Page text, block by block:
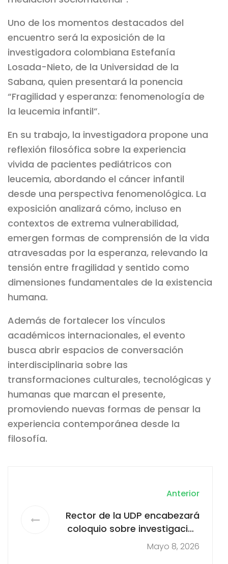
Uno de los momentos destacados del
encuentro será la exposición de la
investigadora colombiana Estefanía
Losada-Nieto, de la Universidad de la
Sabana, quien presentará la ponencia
“Fragilidad y esperanza: fenomenología de
la leucemia infantil”.
En su trabajo, la investigadora propone una
reflexión filosófica sobre la experiencia
vivida de pacientes pediátricos con
leucemia, abordando el cáncer infantil
desde una perspectiva fenomenológica. La
exposición analizará cómo, incluso en
contextos de extrema vulnerabilidad,
emergen formas de comprensión de la vida
atravesadas por la esperanza, relevando la
tensión entre fragilidad y sentido como
dimensiones fundamentales de la existencia
humana.
Además de fortalecer los vínculos
académicos internacionales, el evento
busca abrir espacios de conversación
interdisciplinaria sobre las
transformaciones culturales, tecnológicas y
humanas que marcan el presente,
promoviendo nuevas formas de pensar la
experiencia contemporánea desde la
filosofía.
Anterior
Rector de la UDP encabezará
coloquio sobre investigación
en Ciencias Sociales y
Humanidades en la UFRO
Mayo 8, 2026